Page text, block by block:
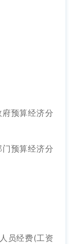
预算经济分
预算经济分
员经费(工资